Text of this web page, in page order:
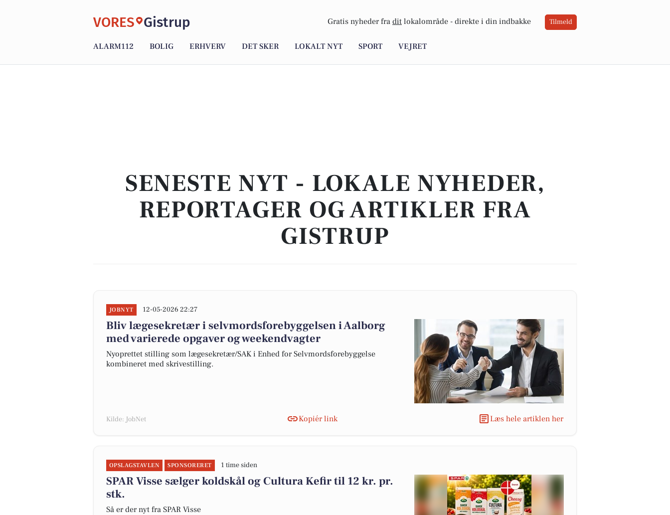
VORES Gistrup Gratis nyheder fra dit lokalområde - direkte i din indbakke Tilmeld
ALARM112 BOLIG ERHVERV DET SKER LOKALT NYT SPORT VEJRET
SENESTE NYT - LOKALE NYHEDER,
REPORTAGER OG ARTIKLER FRA
GISTRUP
JOBNYT 12-05-2026 22:27
Bliv lægesekretær i selvmordsforebyggelsen i Aalborg
med varierede opgaver og weekendvagter
Nyoprettet stilling som lægesekretær/SAK i Enhed for Selvmordsforebyggelse
kombineret med skrivestilling.
Kilde: JobNet Kopiér link Læs hele artiklen her
OPSLAGSTAVLEN SPONSORERET 1 time siden
SPAR Visse sælger koldskål og Cultura Kefir til 12 kr. pr.
stk.
Så er der nyt fra SPAR Visse